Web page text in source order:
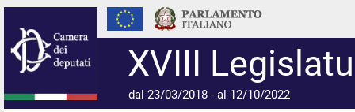
XVIII
dal 23/03/2018 - al 12/10/2022